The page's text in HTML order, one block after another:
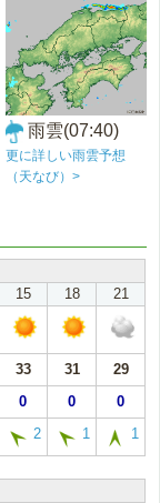
雨雲(07:40)
更に詳しい雨雲予想
（天なび）>
15 18 21
33 31
29
0 0 0
2 1 1